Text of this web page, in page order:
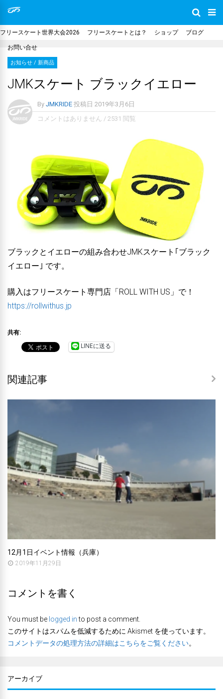
フリースケート世界大会2026 フリースケートとは？ ショップ ブログ
お問い合せ
お知らせ / 新商品
JMKスケート ブラックイエロー
By JMKRIDE 投稿日 2019年3月6日
コメントはありません / 2531 閲覧
ブラックとイエローの組み合わせJMKスケート｢ブラック
イエロー｣ です。
購入はフリースケート専門店「ROLL WITH US」で！
https://rollwithus.jp
共有:
LINEに送る
関連記事
12月1日イベント情報（兵庫）
2019年11月29日
コメントを書く
You must be logged into post a comment.
このサイトはスパムを低減するために Akismet を使っています。
コメントデータの処理方法の詳細はこちらをご覧ください。
アーカイブ